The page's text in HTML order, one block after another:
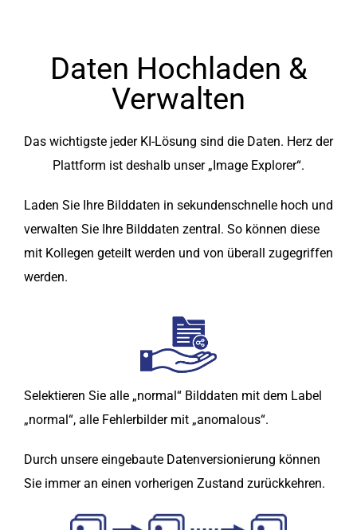
Daten Hochladen &
Verwalten
Das wichtigste jeder KI-Lösung sind die Daten. Herz der
Plattform ist deshalb unser „Image Explorer“.
Laden Sie Ihre Bilddaten in sekundenschnelle hoch und
verwalten Sie Ihre Bilddaten zentral. So können diese
mit Kollegen geteilt werden und von überall zugegriffen
werden.
Selektieren Sie alle „normal“ Bilddaten mit dem Label
„normal“, alle Fehlerbilder mit „anomalous“.
Durch unsere eingebaute Datenversionierung können
Sie immer an einen vorherigen Zustand zurückkehren.